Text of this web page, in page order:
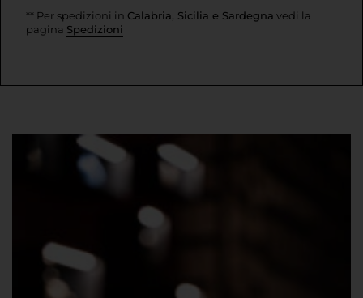
** Per spedizioni in Calabria, Sicilia e Sardegna vedi la
pagina Spedizioni